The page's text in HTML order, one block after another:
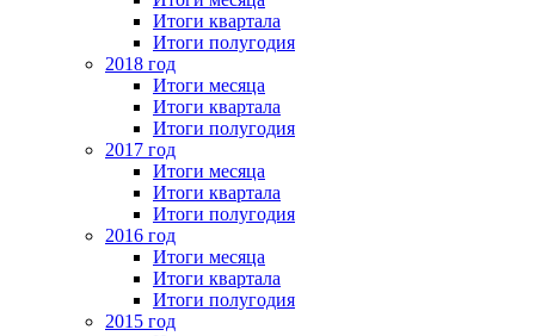
Итоги квартала
Итоги полугодия
2018 год
Итоги месяца
Итоги квартала
Итоги полугодия
2017 год
Итоги месяца
Итоги квартала
Итоги полугодия
2016 год
Итоги месяца
Итоги квартала
Итоги полугодия
2015 год